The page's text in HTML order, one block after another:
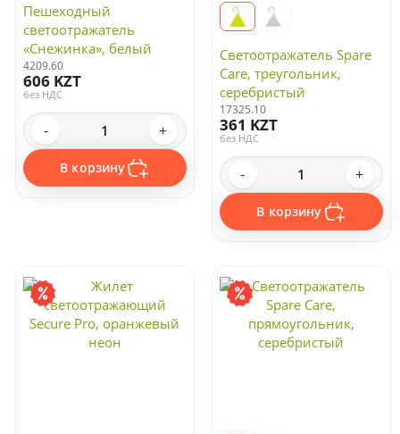
Пешеходный
светоотражатель
«Снежинка», белый
4209.60
606 KZT
без НДС
- +
В корзину
Светоотражатель Spare
Care, треугольник,
серебристый
17325.10
361 KZT
без НДС
- +
В корзину